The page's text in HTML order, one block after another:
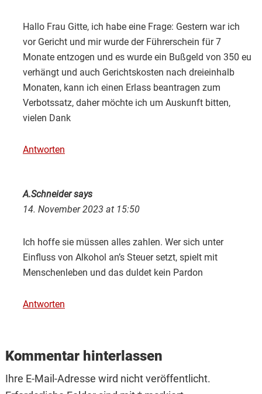
Hallo Frau Gitte, ich habe eine Frage: Gestern war ich
vor Gericht und mir wurde der Führerschein für 7
Monate entzogen und es wurde ein Bußgeld von 350 eu
verhängt und auch Gerichtskosten nach dreieinhalb
Monaten, kann ich einen Erlass beantragen zum
Verbotssatz, daher möchte ich um Auskunft bitten,
vielen Dank
Antworten
A.Schneidersays
14. November 2023 at 15:50
Ich hoffe sie müssen alles zahlen. Wer sich unter
Einfluss von Alkohol an’s Steuer setzt, spielt mit
Menschenleben und das duldet kein Pardon
Antworten
Kommentar hinterlassen
Ihre E-Mail-Adresse wird nicht veröffentlicht.